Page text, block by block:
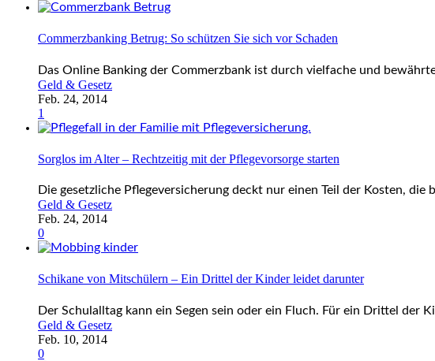
Commerzbanking Betrug: So schützen Sie sich vor Schaden
Das Online Banking der Commerzbank ist durch vielfache und
Geld & Gesetz
Feb. 24, 2014
1
Sorglos im Alter – Rechtzeitig mit der Pflegevorsorge starten
Die gesetzliche Pflegeversicherung deckt nur einen Teil der Kosten,
Geld & Gesetz
Feb. 24, 2014
0
Schikane von Mitschülern – Ein Drittel der Kinder leidet darunter
Der Schulalltag kann ein Segen sein oder ein Fluch. Für ein Drittel der
Geld & Gesetz
Feb. 10, 2014
0